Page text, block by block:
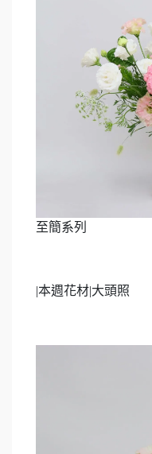
至簡系列
|本週花材|大頭照